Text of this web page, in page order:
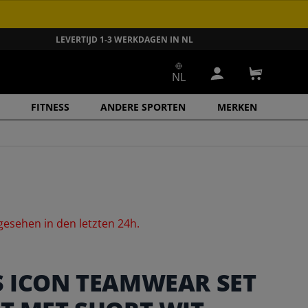
LEVERTIJD 1-3 WERKDAGEN IN NL
FITNESS ANDERE SPORTEN MERKEN
NL Inloggen
in den letzten24h.
ICON TEAMWEAR SET